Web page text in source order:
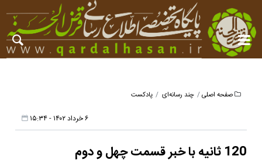
صفحه اصلی چند رسانه‌ای پادکست
۶ خرداد ۱۴۰۲ - ۱۵:۳۴
120 ثانیه با خبر قسمت چهل و دوم